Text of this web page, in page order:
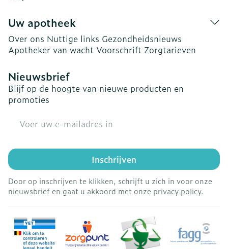
Uw apotheek
Over ons Nuttige links Gezondheidsnieuws
Apotheker van wacht Voorschrift Zorgtarieven
Nieuwsbrief
Blijf op de hoogte van nieuwe producten en
promoties
Inschrijven
Door op inschrijven te klikken, schrijft u zich in voor onze
nieuwsbrief en gaat u akkoord met onze privacy policy.